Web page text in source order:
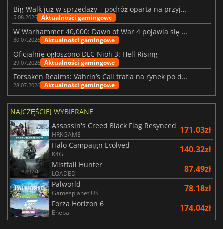
Big Walk już w sprzedaży – podróż oparta na przyjaźni
5.08.2026 Aktualności gamingowe
W Warhammer 40,000: Dawn of War 4 pojawia się frakcja Nekronów
30.07.2026 Aktualności gamingowe
Oficjalnie ogłoszono DLC Nioh 3: Hell Rising
29.07.2026 Aktualności gamingowe
Forsaken Realms: Vahrin’s Call trafia na rynek po dziesięciu latach prac
28.07.2026 Aktualności gamingowe
NAJCZĘŚCIEJ WYBIERANE
Assassin's Creed Black Flag Resynced
HRKGAME 171.03zł
Halo Campaign Evolved
K4G 140.32zł
Mistfall Hunter
LOADED 87.49zł
Palworld
Gamesplanet US 78.18zł
Forza Horizon 6
Eneba 174.04zł